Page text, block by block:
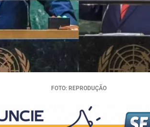
FOTO: REPRODUÇÃO